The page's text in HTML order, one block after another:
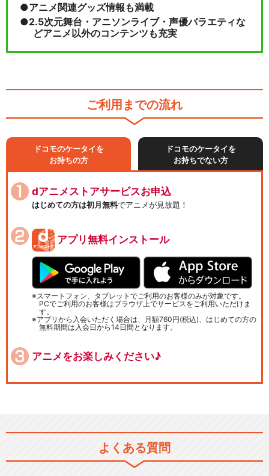
アニメ関連グッズ情報も満載
2.5次元舞台・アニソンライブ・声優バラエティな
どアニメ以外のコンテンツも充実
ご利用までの流れ
ドコモのケータイを
お持ちの方
ドコモのケータイを
お持ちでない方
dアニメストアサービスお申込
はじめての方は初月無料でアニメが見放題！
アプリ無料インストール
スマートフォン、タブレットでご利用のお客様のみが対象です。
PCでご利用のお客様はブラウザ上でサービスをご利用いただけま
す。
アプリから入会いただく場合は、月額760円(税込)、はじめての方の
無料期間は入会日から14日間となります。
アニメをお楽しみください♪
よくある質問